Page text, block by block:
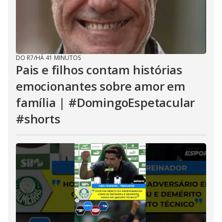
DO R7/HÁ 41 MINUTOS
Pais e filhos contam histórias
emocionantes sobre amor em
família | #DomingoEspetacular
#shorts